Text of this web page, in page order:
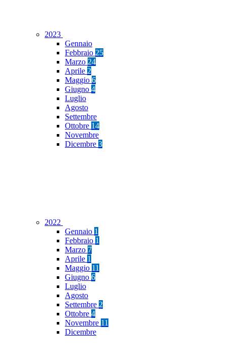
2023
Gennaio
Febbraio 25
Marzo 24
Aprile 2
Maggio 6
Giugno 4
Luglio
Agosto
Settembre
Ottobre 14
Novembre
Dicembre 3
2022
Gennaio 1
Febbraio 1
Marzo 7
Aprile 1
Maggio 11
Giugno 6
Luglio
Agosto
Settembre 2
Ottobre 4
Novembre 11
Dicembre